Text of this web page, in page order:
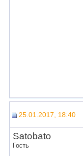
25.01.2017, 18:40
Satobato
Гость